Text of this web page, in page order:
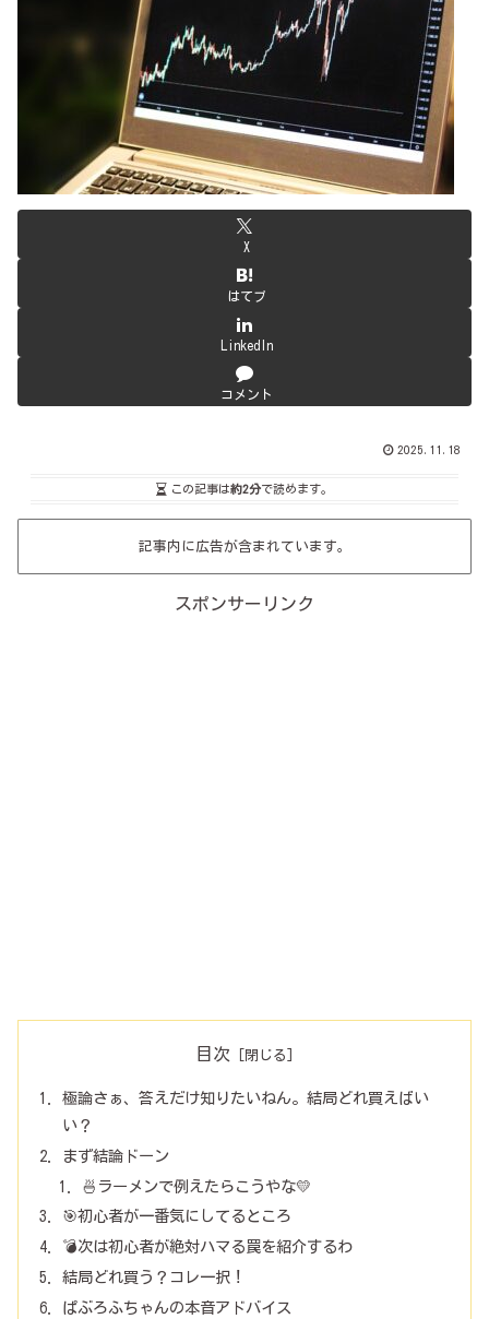
X
はてブ
LinkedIn
コメント
2025.11.18
この記事は約2分で読めます。
記事内に広告が含まれています。
スポンサーリンク
目次
極論さぁ、答えだけ知りたいねん。結局どれ買えばい
い？
まず結論ドーン
🍜ラーメンで例えたらこうやな💛
🎯初心者が一番気にしてるところ
💣次は初心者が絶対ハマる罠を紹介するわ
結局どれ買う？コレ一択！
ぱぶろふちゃんの本音アドバイス